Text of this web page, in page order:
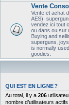
Vente
Vente et achat
AES),
vendez ici tout
ou dans ou sur
Buying and
superguns,
is normally
goodies.
QUI EST EN LIGNE ?
Au total, il y a 206
nombre d’utilisateurs